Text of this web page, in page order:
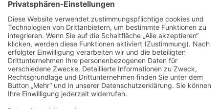
Kunstrad Pfalzpokal 6.3.2016_9
Bild-Informationen
Aktuelle Seite: